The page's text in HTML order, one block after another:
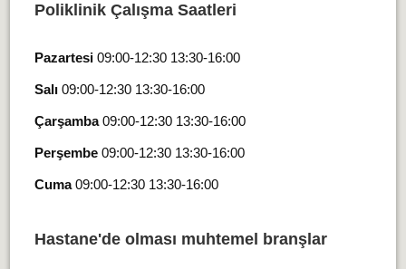
Poliklinik Çalışma Saatleri
Pazartesi09:00-12:30 13:30-16:00
Salı09:00-12:30 13:30-16:00
Çarşamba09:00-12:30 13:30-16:00
Perşembe09:00-12:30 13:30-16:00
Cuma09:00-12:30 13:30-16:00
Hastane'de olması muhtemel branşlar